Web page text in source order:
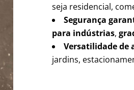
seja residencial,
Segurança
para indústrias,
Versatilidade de
jardins,